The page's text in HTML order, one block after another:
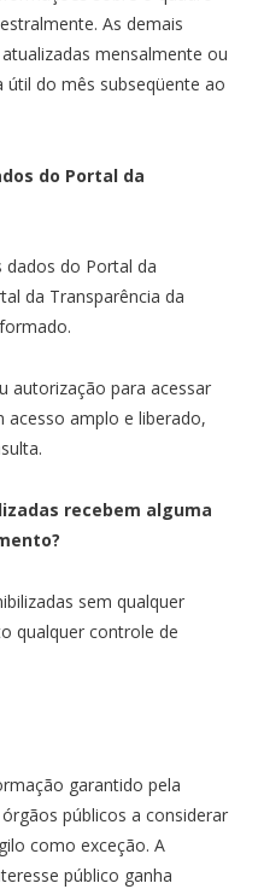
As demais
mensalmente ou
do mês subseqüente ao
do Portal da
do Portal da
da Transparência da
autorização para acessar
acesso amplo e liberado,
recebem alguma
sem qualquer
qualquer controle de
garantido pela
públicos a considerar
como exceção. A
público ganha